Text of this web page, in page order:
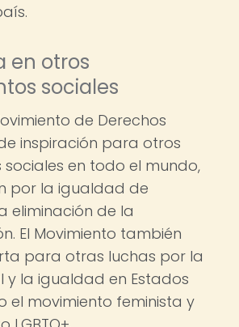
en otros
sociales
de Derechos
inspiración para otros
sociales en todo el mundo,
por la igualdad de
eliminación de la
El Movimiento también
para otras luchas por la
y la igualdad en Estados
el movimiento feminista y